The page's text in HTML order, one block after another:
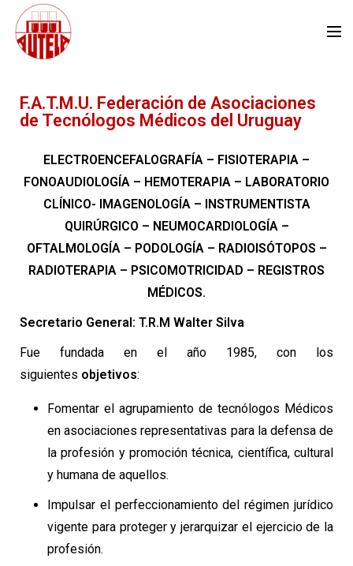
F.A.T.M.U. Federación de Asociaciones
de Tecnólogos Médicos del Uruguay
ELECTROENCEFALOGRAFÍA – FISIOTERAPIA –
FONOAUDIOLOGÍA – HEMOTERAPIA – LABORATORIO
CLÍNICO- IMAGENOLOGÍA – INSTRUMENTISTA
QUIRÚRGICO – NEUMOCARDIOLOGÍA –
OFTALMOLOGÍA – PODOLOGÍA – RADIOISÓTOPOS –
RADIOTERAPIA – PSICOMOTRICIDAD – REGISTROS
MÉDICOS.
Secretario General: T.R.M Walter Silva
Fue fundada en el año 1985, con los
siguientes objetivos:
Fomentar el agrupamiento de tecnólogos Médicos
en asociaciones representativas para la defensa de
la profesión y promoción técnica, científica, cultural
y humana de aquellos.
Impulsar el perfeccionamiento del régimen jurídico
vigente para proteger y jerarquizar el ejercicio de la
profesión.